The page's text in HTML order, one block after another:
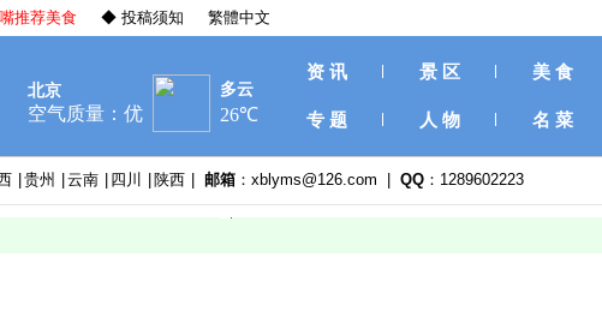
推荐美食 ◆ 投稿须知 繁體中文
资 讯 景 区 美 食
专 题 人 物 名 菜
贵州 云南 四川 陕西 邮箱 ：xblyms@126.com | QQ ：1289602223